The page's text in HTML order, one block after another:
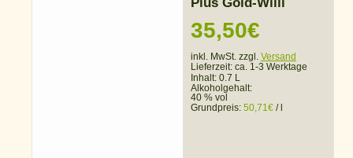
Plus Gold-Willi
35,50€
inkl. MwSt. zzgl. Versand
Lieferzeit: ca. 1-3 Werktage
Inhalt: 0.7 L
Alkoholgehalt:
40 % vol
Grundpreis: 50,71€ /